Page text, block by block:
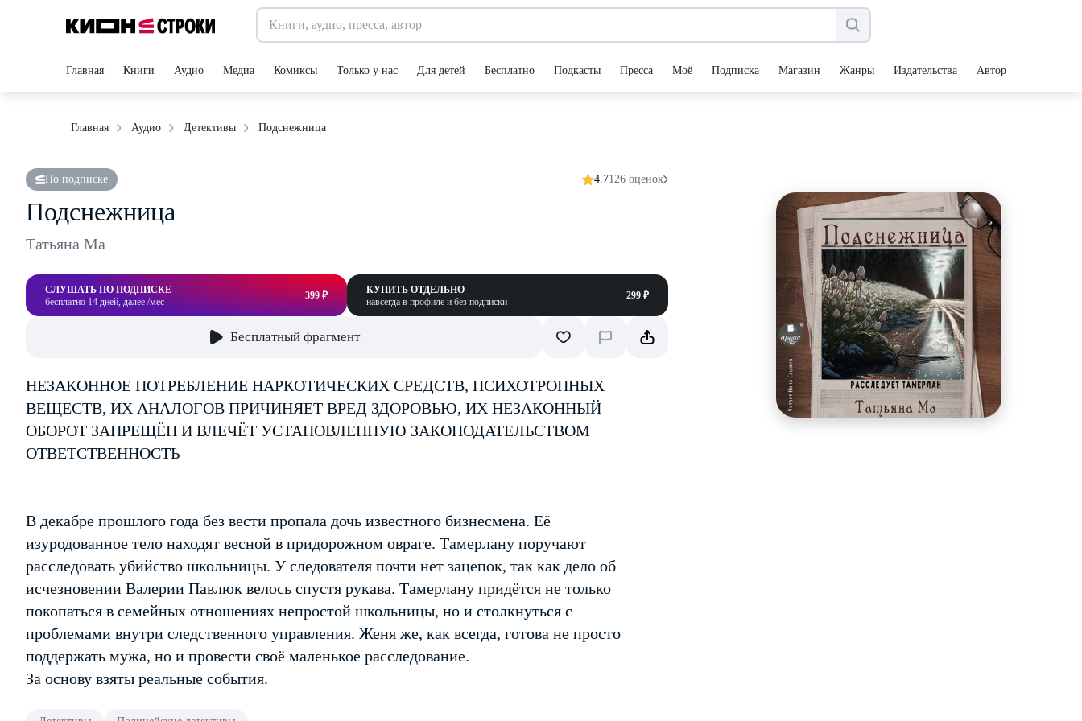
Главная Книги Аудио Медиа Комиксы Только у нас Для детей Бесплатно Подкасты Пресса Моё Подписка Магазин Жанры Издательства Авторы
Главная Аудио Детективы Подснежница
По подписке 4.7126 оценок
Подснежница
Татьяна Ма
СЛУШАТЬ ПО ПОДПИСКЕ
бесплатно 14 дней, далее /мес
399 ₽
КУПИТЬ ОТДЕЛЬНО
навсегда в профиле и без подписки
299 ₽
Бесплатный фрагмент
НЕЗАКОННОЕ ПОТРЕБЛЕНИЕ НАРКОТИЧЕСКИХ СРЕДСТВ, ПСИХОТРОПНЫХ
ВЕЩЕСТВ, ИХ АНАЛОГОВ ПРИЧИНЯЕТ ВРЕД ЗДОРОВЬЮ, ИХ НЕЗАКОННЫЙ
ОБОРОТ ЗАПРЕЩЁН И ВЛЕЧЁТ УСТАНОВЛЕННУЮ ЗАКОНОДАТЕЛЬСТВОМ
ОТВЕТСТВЕННОСТЬ
В декабре прошлого года без вести пропала дочь известного бизнесмена. Её
изуродованное тело находят весной в придорожном овраге. Тамерлану поручают
расследовать убийство школьницы. У следователя почти нет зацепок, так как дело об
исчезновении Валерии Павлюк велось спустя рукава. Тамерлану придётся не только
покопаться в семейных отношениях непростой школьницы, но и столкнуться с
проблемами внутри следственного управления. Женя же, как всегда, готова не просто
поддержать мужа, но и провести своё маленькое расследование.
За основу взяты реальные события.